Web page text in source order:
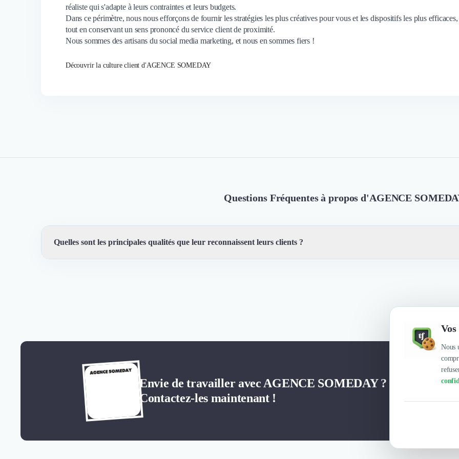
Nous
réaliste qui s'adapte à leurs contraintes et leurs budgets.
Dans ce périmètre, nous nous efforçons de fournir les stratégies les plus créatives pour vous et les dispositifs les plus efficaces,
tout en conservant un sens prononcé du service client de proximité.
Nous sommes des artisans du social media marketing, et nous en sommes fiers !
Découvrir la culture client d'AGENCE SOMEDAY
Questions Fréquentes à propos d'AGENCE
Quelles sont les principales qualités que leur reconnaissent leurs clients ?
Envie de travailler avec AGENCE SOMEDAY ?
Contactez-les maintenant !